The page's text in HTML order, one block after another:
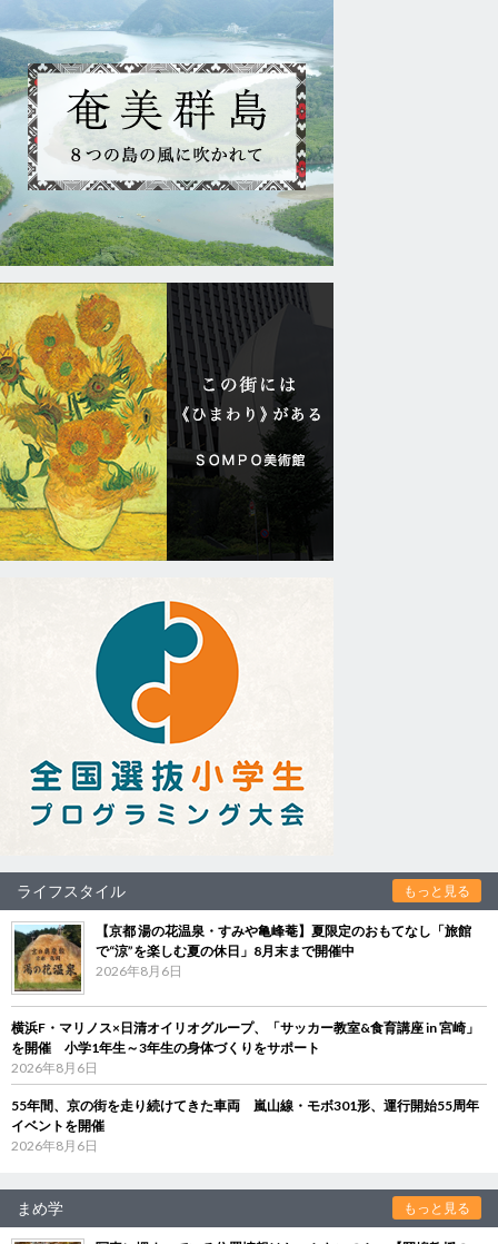
ライフスタイル もっと見る
【京都 湯の花温泉・すみや亀峰菴】夏限定のおもてなし「旅館
で“涼”を楽しむ夏の休日」8月末まで開催中
2026年8月6日
横浜F・マリノス×日清オイリオグループ、「サッカー教室&食育講座 in 宮崎」
を開催 小学1年生～3年生の身体づくりをサポート
2026年8月6日
55年間、京の街を走り続けてきた車両 嵐山線・モボ301形、運行開始55周年
イベントを開催
2026年8月6日
まめ学 もっと見る